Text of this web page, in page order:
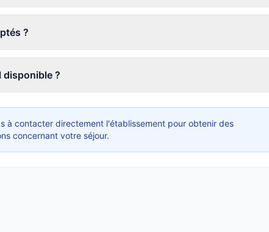
?
disponible ?
à contacter directement l'établissement pour obtenir des
concernant votre séjour.